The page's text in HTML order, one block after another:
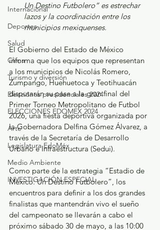
Internacional
Deportes
Salud
Clima
Turismo y diversión
Elecciones presidenciales 2024
ELECCIONES EDOMEX 2024
Arte
Legislatura EdoMéx
Medio Ambiente
INVESTIGACIÓN ESPECIAL
Un Destino Futbolero” es estrechar
lazos y la coordinación entre los
municipios mexiquenses.
El Gobierno del Estado de México
informa que los equipos que representan
a los municipios de Nicolás Romero,
Zumpango, Huehuetoca y Teotihuacán
disputarán su pase a la gran final del
Primer Torneo Metropolitano de Futbol
2026, una fiesta deportiva organizada por
la Gobernadora Delfina Gómez Álvarez, a
través de la Secretaría de Desarrollo
Urbano e Infraestructura (Sedui).
Como parte de la estrategia “Estadio de
México: Un Destino Futbolero”, los
encuentros para definir a los dos grandes
finalistas que mantendrán vivo el sueño
del campeonato se llevarán a cabo el
próximo sábado 30 de mayo, a las 10:00